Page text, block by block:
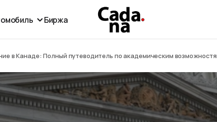
Биржа
в Канаде: Полный путеводитель по академическим